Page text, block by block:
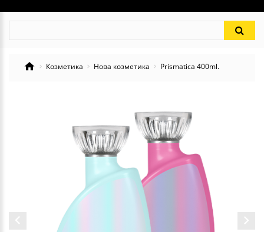
Козметика Нова козметика Prismatica 400ml.